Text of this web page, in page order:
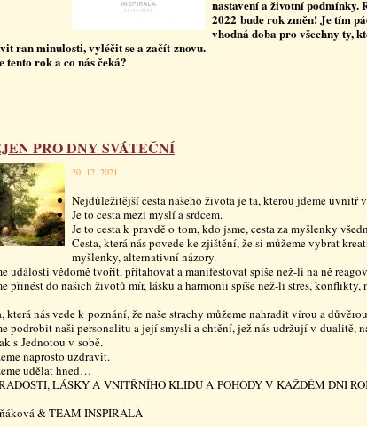
nastavení a životní podmínky.
2022 bude rok změn! Je tím
vhodná doba pro všechny ty,
ran minulosti, vyléčit se a začít znovu.
tento rok a co nás čeká?
PRO DNY SVÁTEČNÍ
20. 12. 2021
Nejdůležitější cesta našeho života je ta, kterou jdeme uvnitř
Je to cesta mezi myslí a srdcem.
Je to cesta k pravdě o tom, kdo jsme, cesta za myšlenky
Cesta, která nás povede ke zjištění, že si můžeme vybrat
myšlenky, alternativní názory.
události vědomě tvořit, přitahovat a manifestovat spíše než-li na ně
přinést do našich životů mír, lásku a harmonii spíše než-li stres, konflikty,
která nás vede k poznání, že naše strachy můžeme nahradit vírou a
podrobit naši personalitu a její smysli a chtění, jež nás udržují v dualitě,
s Jednotou v sobě.
naprosto uzdravit.
udělat hned…
LÁSKY A VNITŘNÍHO KLIDU A POHODY V KAŽDÉM DNI
& TEAM INSPIRALA